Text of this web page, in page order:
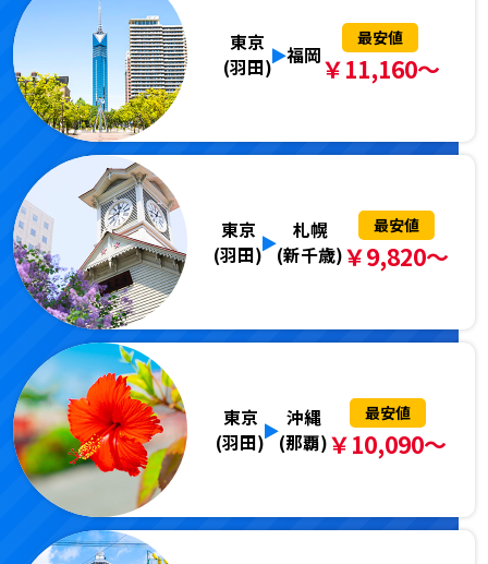
東京
(羽田) 福岡
最安値
￥11,160～
東京
(羽田)
札幌
(新千歳)
最安値
￥9,820～
東京
(羽田)
沖縄
(那覇)
最安値
￥10,090～